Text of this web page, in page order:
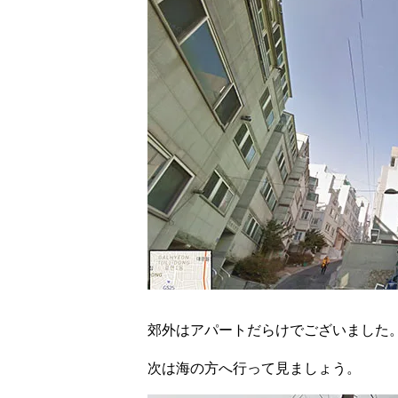
郊外はアパートだらけでございました
次は海の方へ行って見ましょう。